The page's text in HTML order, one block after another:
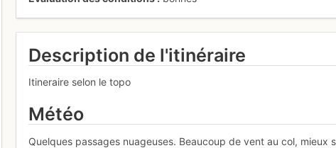
Description de l'itinéraire
Itineraire selon le topo
Météo
Quelques passages nuageuses. Beaucoup de vent au col, mieux